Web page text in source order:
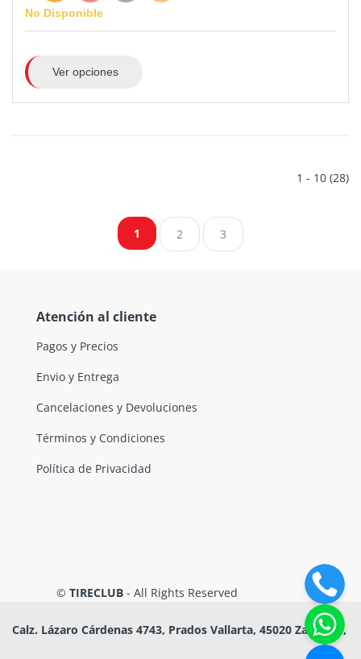
No Disponible
Ver opciones
1 - 10 (28)
1 2 3
Atención al cliente
Pagos y Precios
Envio y Entrega
Cancelaciones y Devoluciones
Términos y Condiciones
Política de Privacidad
© TIRECLUB - All Rights Reserved
Calz. Lázaro Cárdenas 4743, Prados Vallarta, 45020 Zapopan,